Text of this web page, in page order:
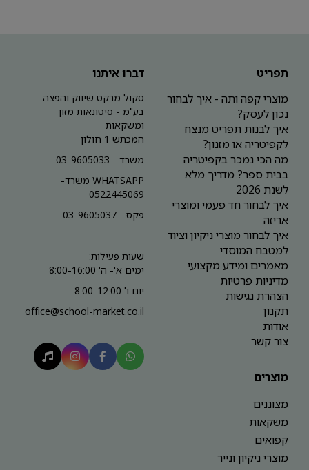
דברו איתנו
סקול מרקט שיווק והפצה
בע"מ - סיטונאות מזון
ומשקאות
המכתש 1 חולון
משרד - 03-9605033
WHATSAPP משרד-
0522445069
פקס - 03-9605037
שעות פעילות:
ימים א'- ה' 8:00-16:00
יום ו' 8:00-12:00
office@school-market.co.il
תפריט
מוצרי קפה ותה - איך לבחור
נכון לעסק?
איך לבנות תפריט מנצח
לקפיטריה או מזנון?
מה הכי נמכר בקפיטריה
בבית ספר? מדריך מלא
לשנת 2026
איך לבחור חד פעמי ומוצרי
אריזה
איך לבחור מוצרי ניקיון וציוד
למטבח המוסדי
מאמרים ומידע מקצועי
מדיניות פרטיות
הצהרת נגישות
תקנון
אודות
צור קשר
מוצרים
מצוננים
משקאות
קפואים
מוצרי ניקיון ונייר